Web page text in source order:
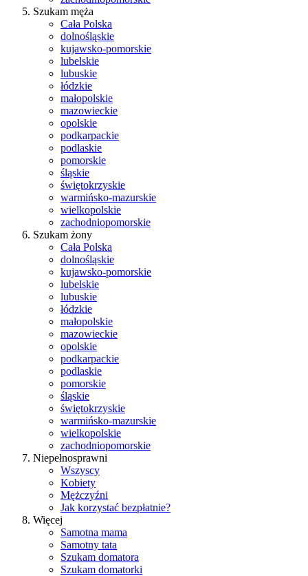
Szukam męża
Cała Polska
dolnośląskie
kujawsko-pomorskie
lubelskie
lubuskie
łódzkie
małopolskie
mazowieckie
opolskie
podkarpackie
podlaskie
pomorskie
śląskie
świętokrzyskie
warmińsko-mazurskie
wielkopolskie
zachodniopomorskie
Szukam żony
Cała Polska
dolnośląskie
kujawsko-pomorskie
lubelskie
lubuskie
łódzkie
małopolskie
mazowieckie
opolskie
podkarpackie
podlaskie
pomorskie
śląskie
świętokrzyskie
warmińsko-mazurskie
wielkopolskie
zachodniopomorskie
Niepełnosprawni
Wszyscy
Kobiety
Mężczyźni
Jak korzystać bezpłatnie?
Więcej
Samotna mama
Samotny tata
Szukam domatora
Szukam domatorki